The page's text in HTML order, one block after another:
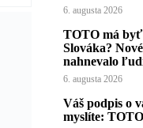
6. augusta 2026
TOTO má
Slováka?
nahnevalo
6. augusta 2026
Váš podpis o
myslíte: